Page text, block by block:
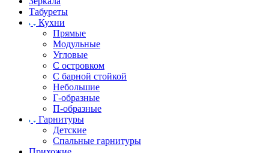
Табуреты
Кухни
Прямые
Модульные
Угловые
С островком
С барной стойкой
Небольшие
Г-образные
П-образные
Гарнитуры
Детские
Спальные гарнитуры